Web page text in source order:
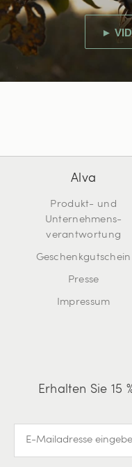
►
Alva
Produkt- und
Unternehmens-
verantwortung
Geschenkgutschein
Presse
Impressum
Erhalten Sie 15